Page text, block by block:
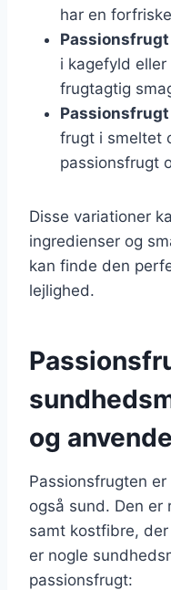
har en
i kagefyld
frugtagtig
frugt i smeltet
passionsfrugt
Disse variationer
ingredienser og
kan finde den
lejlighed.
og
Passionsfrugten
også sund. Den er
samt kostfibre,
er nogle
passionsfrugt: